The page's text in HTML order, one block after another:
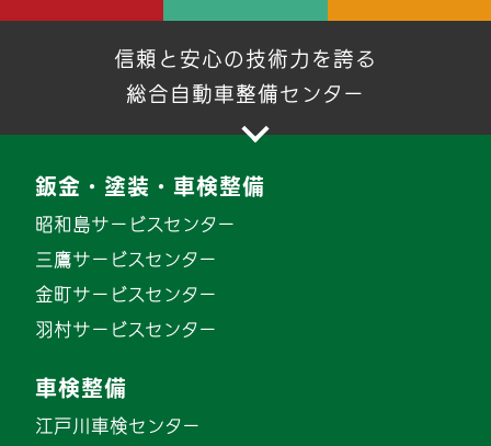
信頼と安心の技術力を誇る
総合自動車整備センター
鈑金・塗装・車検整備
昭和島サービスセンター
三鷹サービスセンター
金町サービスセンター
羽村サービスセンター
車検整備
江戸川車検センター